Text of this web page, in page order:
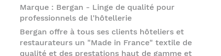
Marque : Bergan - Linge de qualité pour
professionnels de l'hôtellerie
Bergan offre à tous ses clients hôteliers et
restaurateurs un "Made in France" textile de
qualité et des prestations haut de gamme et